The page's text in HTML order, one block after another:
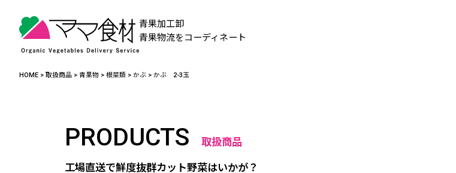
青果加工卸
青果物流をコーディネート
HOME >取扱商品 >青果物 >根菜類 >かぶ >かぶ 2-3玉
PRODUCTS 取扱商品
工場直送で鮮度抜群カット野菜はいかが？